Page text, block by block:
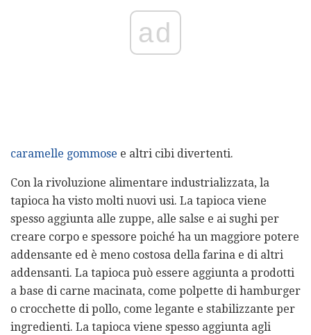
ad
caramelle gommose e altri cibi divertenti.
Con la rivoluzione alimentare industrializzata, la
tapioca ha visto molti nuovi usi. La tapioca viene
spesso aggiunta alle zuppe, alle salse e ai sughi per
creare corpo e spessore poiché ha un maggiore potere
addensante ed è meno costosa della farina e di altri
addensanti. La tapioca può essere aggiunta a prodotti
a base di carne macinata, come polpette di hamburger
o crocchette di pollo, come legante e stabilizzante per
ingredienti. La tapioca viene spesso aggiunta agli